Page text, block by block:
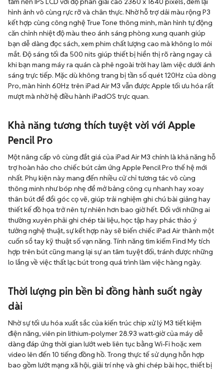
hình ảnh vô cùng rực rỡ và chân thực. Nhờ hỗ trợ dải màu rộng P3
kết hợp cùng công nghệ True Tone thông minh, màn hình tự động
căn chỉnh nhiệt độ màu theo ánh sáng phòng xung quanh giúp
bạn dễ dàng đọc sách, xem phim chất lượng cao mà không lo mỏi
mắt. Độ sáng tối đa 500 nits giúp thiết bị hiển thị rõ ràng ngay cả
khi bạn mang máy ra quán cà phê ngoài trời hay làm việc dưới ánh
sáng trực tiếp. Mặc dù không trang bị tần số quét 120Hz của dòng
Pro, màn hình 60Hz trên iPad Air M3 vẫn được Apple tối ưu hóa rất
mượt mà nhờ hệ điều hành iPadOS trực quan.
Khả năng tương thích tuyệt vời với Apple
Pencil Pro
Một nâng cấp vô cùng đắt giá của iPad Air M3 chính là khả năng hỗ
trợ hoàn hảo cho chiếc bút cảm ứng Apple Pencil Pro thế hệ mới
nhất. Phụ kiện này mang đến nhiều cử chỉ tương tác vô cùng
thông minh như bóp nhẹ để mở bảng công cụ nhanh hay xoay
thân bút để đổi góc cọ vẽ, giúp trải nghiệm ghi chú bài giảng hay
thiết kế đồ họa trở nên tự nhiên hơn bao giờ hết. Đối với những ai
thường xuyên phải ghi chép tài liệu, học tập hay phác thảo ý
tưởng nghệ thuật, sự kết hợp này sẽ biến chiếc iPad Air thành một
cuốn sổ tay kỹ thuật số vạn năng. Tính năng tìm kiếm Find My tích
hợp trên bút cũng mang lại sự an tâm tuyệt đối, tránh được những
lo lắng về việc thất lạc bút trong quá trình làm việc hàng ngày.
Thời lượng pin bền bỉ đồng hành suốt ngày
dài
Nhờ sự tối ưu hóa xuất sắc của kiến trúc chip xử lý M3 tiết kiệm
điện năng, viên pin lithium-polymer 28.93 watt-giờ của máy dễ
dàng đáp ứng thời gian lướt web liên tục bằng Wi-Fi hoặc xem
video lên đến 10 tiếng đồng hồ. Trong thực tế sử dụng hỗn hợp
bao gồm lướt mạng xã hội, giải trí nhẹ và ghi chép bài học, thiết bị